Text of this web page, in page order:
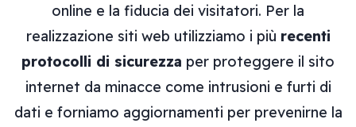
online e la fiducia dei visitatori. Per la
realizzazione siti web utilizziamo i più recenti
protocolli di sicurezza per proteggere il sito
internet da minacce come intrusioni e furti di
dati e forniamo aggiornamenti per prevenirne la